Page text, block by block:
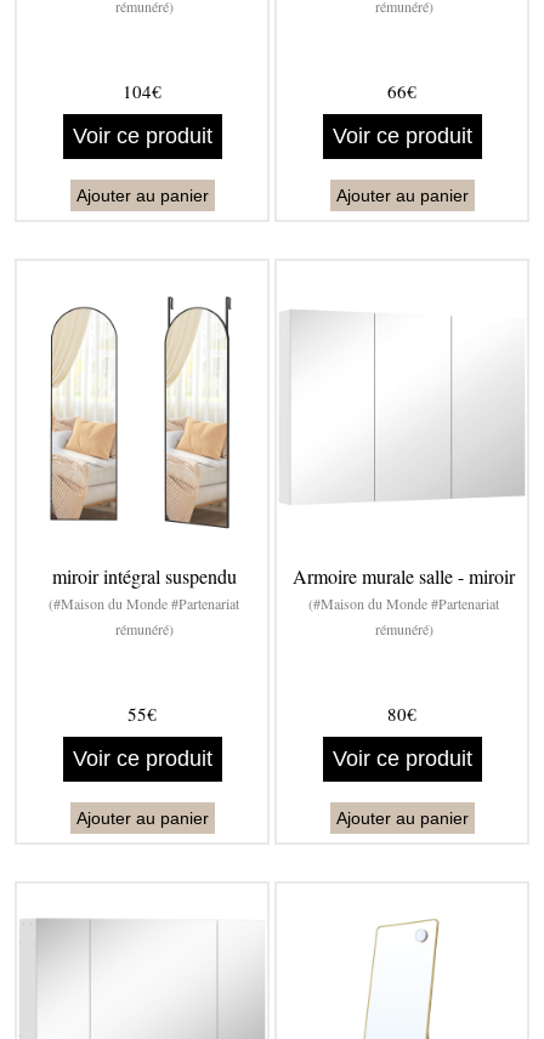
rémunéré)
104€
Voir ce produit
Ajouter au panier
rémunéré)
66€
Voir ce produit
Ajouter au panier
miroir intégral suspendu
(#Maison du Monde #Partenariat
rémunéré)
55€
Voir ce produit
Ajouter au panier
Armoire murale salle - miroir
(#Maison du Monde #Partenariat
rémunéré)
80€
Voir ce produit
Ajouter au panier